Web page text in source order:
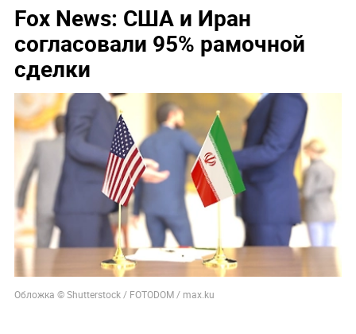
Fox News: США и Иран
согласовали 95% рамочной
сделки
Обложка © Shutterstock / FOTODOM / max.ku